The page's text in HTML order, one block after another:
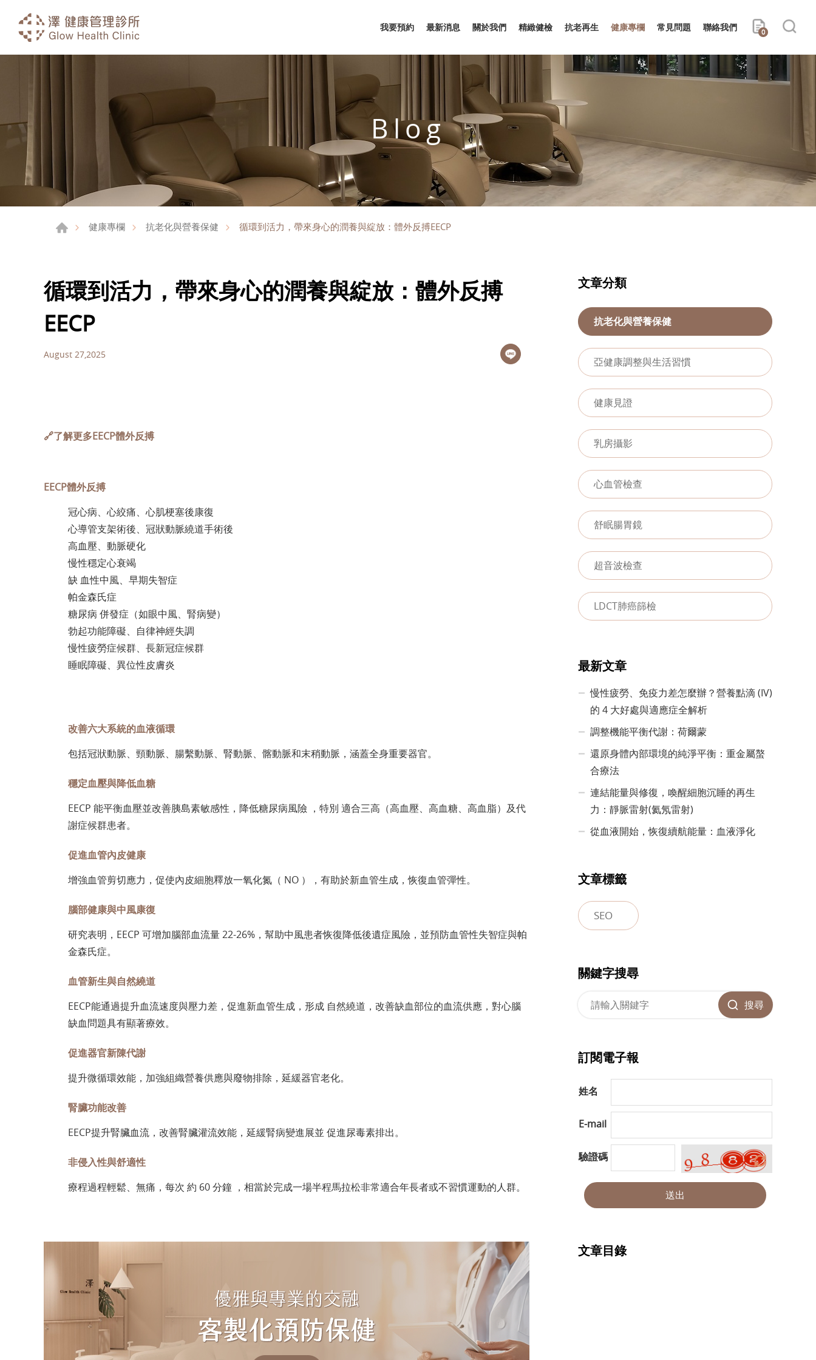
我要預約 最新消息 關於我們 精緻健檢 抗老再生 健康專欄 常見問題 聯絡我們 0
Blog
健康專欄 抗老化與營養保健 循環到活力，帶來身心的潤養與綻放：體外反搏EECP
循環到活力，帶來身心的潤養與綻放：體外反搏
EECP
August 27,2025
🔗了解更多EECP體外反搏
EECP體外反搏
冠心病、心絞痛、心肌梗塞後康復
心導管支架術後、冠狀動脈繞道手術後
高血壓、動脈硬化
慢性穩定心衰竭
缺 血性中風、早期失智症
帕金森氏症
糖尿病 併發症（如眼中風、腎病變）
勃起功能障礙、自律神經失調
慢性疲勞症候群、長新冠症候群
睡眠障礙、異位性皮膚炎
改善六大系統的血液循環
包括冠狀動脈、頸動脈、腸繫動脈、腎動脈、髂動脈和末稍動脈，涵蓋全身重要器官。
穩定血壓與降低血糖
EECP 能平衡血壓並改善胰島素敏感性，降低糖尿病風險 ，特別 適合三高（高血壓、高血糖、高血脂）及代
謝症候群患者。
促進血管內皮健康
增強血管剪切應力，促使內皮細胞釋放一氧化氮（ NO ），有助於新血管生成，恢復血管彈性。
腦部健康與中風康復
研究表明，EECP 可增加腦部血流量 22-26%，幫助中風患者恢復降低後遺症風險，並預防血管性失智症與帕
金森氏症。
血管新生與自然繞道
EECP能通過提升血流速度與壓力差，促進新血管生成，形成 自然繞道，改善缺血部位的血流供應，對心腦
缺血問題具有顯著療效。
促進器官新陳代謝
提升微循環效能，加強組織營養供應與廢物排除，延緩器官老化。
腎臟功能改善
EECP提升腎臟血流，改善腎臟灌流效能，延緩腎病變進展並 促進尿毒素排出。
非侵入性與舒適性
療程過程輕鬆、無痛，每次 約 60 分鐘 ，相當於完成一場半程馬拉松非常適合年長者或不習慣運動的人群。
文章分類
抗老化與營養保健
亞健康調整與生活習慣
健康見證
乳房攝影
心血管檢查
舒眠腸胃鏡
超音波檢查
LDCT肺癌篩檢
最新文章
慢性疲勞、免疫力差怎麼辦？營養點滴 (IV)
的 4 大好處與適應症全解析
調整機能平衡代謝：荷爾蒙
還原身體內部環境的純淨平衡：重金屬螯
合療法
連結能量與修復，喚醒細胞沉睡的再生
力：靜脈雷射(氦氖雷射)
從血液開始，恢復續航能量：血液淨化
文章標籤
SEO
關鍵字搜尋
搜尋
訂閱電子報
姓名
E-mail
驗證碼
送出
文章目錄